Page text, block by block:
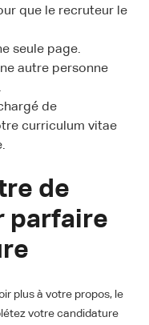
que le recruteur le
seule page.
autre personne
de
curriculum vitae
de
parfaire
plus à votre propos, le
votre candidature